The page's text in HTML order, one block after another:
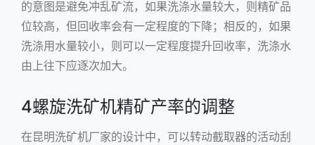
的意图是避免冲乱矿流，如果洗涤水量较大，则精矿品
位较高，但回收率会有一定程度的下降；相反的，如果
洗涤用水量较小，则可以一定程度提升回收率，洗涤水
由上往下应逐次加大。
4螺旋洗矿机精矿产率的调整
在昆明洗矿机厂家的设计中，可以转动截取器的活动刮